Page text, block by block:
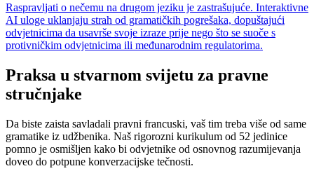
Raspravljati o nečemu na drugom jeziku je zastrašujuće. Interaktivne
AI uloge uklanjaju strah od gramatičkih pogrešaka, dopuštajući
odvjetnicima da usavrše svoje izraze prije nego što se suoče s
protivničkim odvjetnicima ili međunarodnim regulatorima.
Praksa u stvarnom svijetu za pravne
stručnjake
Da biste zaista savladali pravni francuski, vaš tim treba više od same
gramatike iz udžbenika. Naš rigorozni kurikulum od 52 jedinice
pomno je osmišljen kako bi odvjetnike od osnovnog razumijevanja
doveo do potpune konverzacijske tečnosti.